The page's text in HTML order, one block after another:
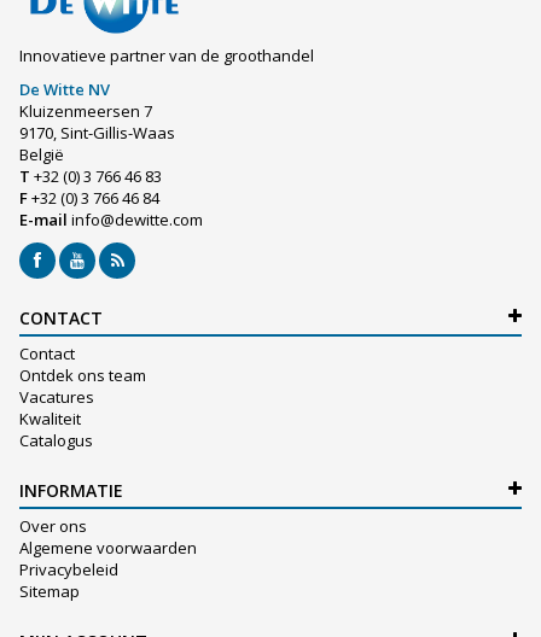
Innovatieve partner van de groothandel
De Witte NV
Kluizenmeersen 7
9170, Sint-Gillis-Waas
België
T +32 (0) 3 766 46 83
F+32 (0) 3 766 46 84
E-mail info@dewitte.com
CONTACT
Contact
Ontdek ons team
Vacatures
Kwaliteit
Catalogus
INFORMATIE
Over ons
Algemene voorwaarden
Privacybeleid
Sitemap